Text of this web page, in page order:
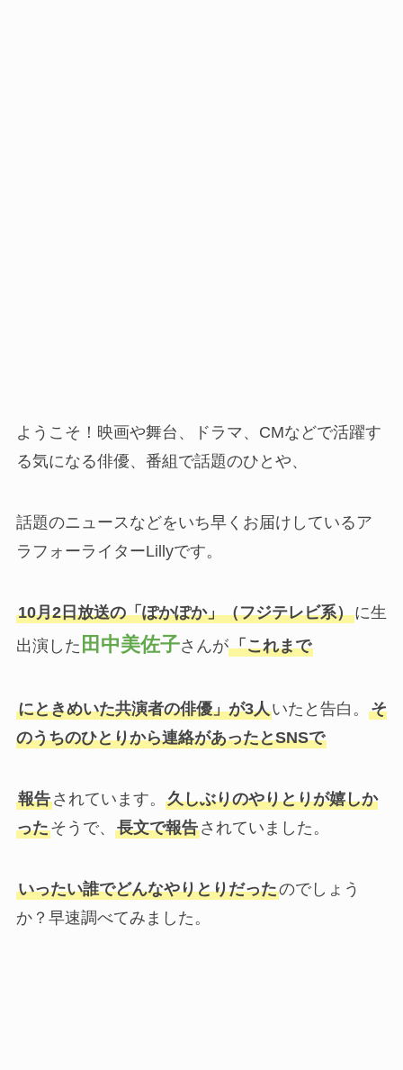
ようこそ！映画や舞台、ドラマ、CMなどで活躍す
る気になる俳優、番組で話題のひとや、
話題のニュースなどをいち早くお届けしているア
ラフォーライターLillyです。
10月2日放送の「ぽかぽか」（フジテレビ系）に生
出演した 田中美佐子さんが「これまで
にときめいた共演者の俳優」が3人いたと告白。 そ
のうちのひとりから連絡があったとSNSで
報告されています。 久しぶりのやりとりが嬉しか
ったそうで、 長文で報告されていました。
いったい誰でどんなやりとりだったのでしょう
か？早速調べてみました。